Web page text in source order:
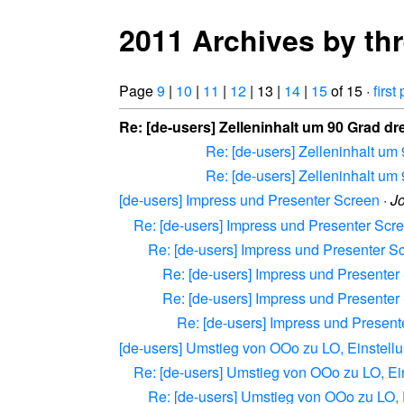
2011 Archives by
Page9 | 10 | 11 | 12 | 13 | 14 | 15of 15 · first
Re: [de-users] Zelleninhalt um 90 Grad
Re: [de-users] Zelleninhalt um
Re: [de-users] Zelleninhalt um
[de-users] Impress und Presenter Screen ·
Re: [de-users] Impress und Presenter
Re: [de-users] Impress und Presenter
Re: [de-users] Impress und
Re: [de-users] Impress und
Re: [de-users] Impress und
[de-users] Umstieg von OOo zu LO,
Re: [de-users] Umstieg von OOo zu LO,
Re: [de-users] Umstieg von OOo zu